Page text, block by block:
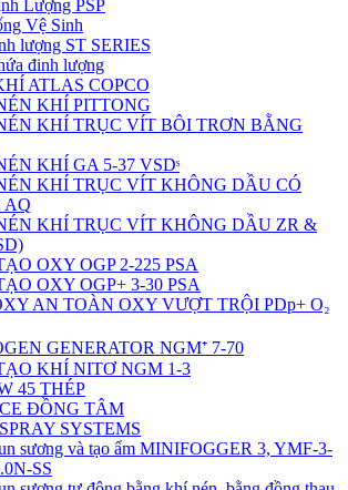
Lượng PSP
Vệ Sinh
lượng ST SERIES
đinh lượng
ATLAS COPCO
KHÍ PITTONG
KHÍ TRỤC VÍT BÔI TRƠN BẰNG
KHÍ GA 5-37 VSDˢ
KHÍ TRỤC VÍT KHÔNG DẦU CÓ
AQ
KHÍ TRỤC VÍT KHÔNG DẦU ZR &
OXY OGP 2-225 PSA
OXY OGP+ 3-30 PSA
AN TOÀN OXY VƯỢT TRỘI PDp+ O₂
GENERATOR NGM⁺ 7-70
KHÍ NITƠ NGM 1-3
45 THÉP
ĐỒNG TÂM
SYSTEMS
sương và tạo ẩm MINIFOGGER 3, YMF-3-
SS